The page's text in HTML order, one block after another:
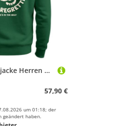
Neverless Sweatjacke Herren Sweatjacke Backprint More Spaghetti Less Regretti Katze Lustig
57,90 €
um 01:18; der
geändert haben.